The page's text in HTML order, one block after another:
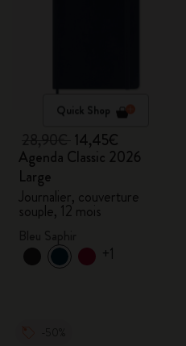
Quick Shop
14,45€
Agenda Classic 2026
Large
Journalier, couverture
souple, 12 mois
+1